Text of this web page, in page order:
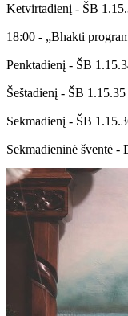
Ketvirtadienį - ŠB
18:00 - „Bhakti
Penktadienį - ŠB
Šeštadienį - ŠB
Sekmadienį - ŠB
Sekmadieninė šventė -